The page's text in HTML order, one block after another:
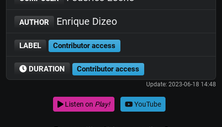
AUTHOR Enrique Dizeo
LABEL Contributor access
DURATION Contributor access
Update: 2023-06-18 14:48
Listen on Play! YouTube